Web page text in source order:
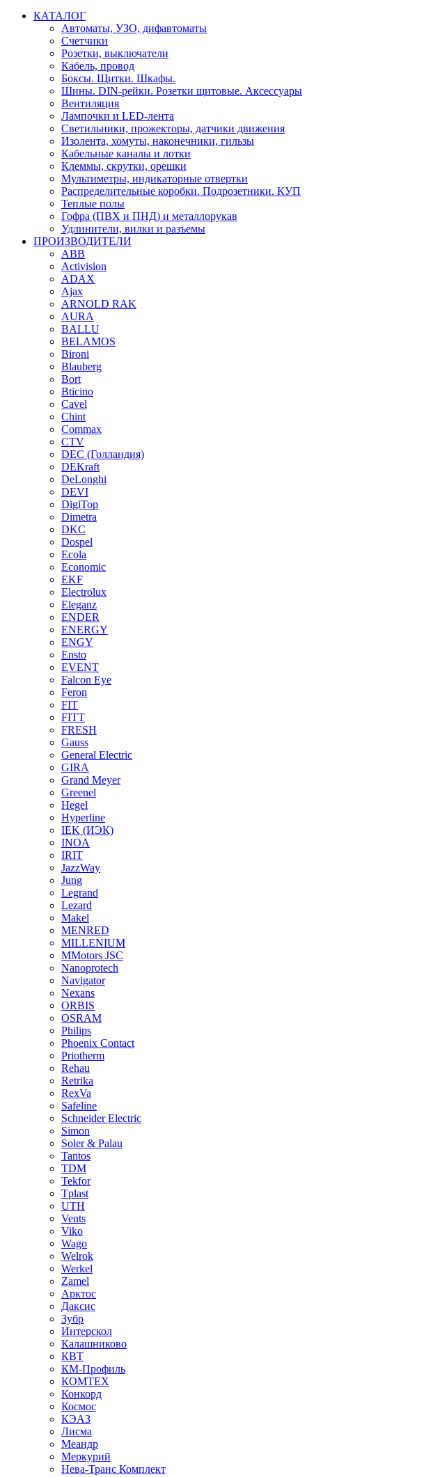
КАТАЛОГ
Автоматы, УЗО, дифавтоматы
Счетчики
Розетки, выключатели
Кабель, провод
Боксы. Щитки. Шкафы.
Шины. DIN-рейки. Розетки щитовые. Аксессуары
Вентиляция
Лампочки и LED-лента
Светильники, прожекторы, датчики движения
Изолента, хомуты, наконечники, гильзы
Кабельные каналы и лотки
Клеммы, скрутки, орешки
Мультиметры, индикаторные отвертки
Распределительные коробки. Подрозетники. КУП
Теплые полы
Гофра (ПВХ и ПНД) и металлорукав
Удлинители, вилки и разъемы
ПРОИЗВОДИТЕЛИ
ABB
Activision
ADAX
Ajax
ARNOLD RAK
AURA
BALLU
BELAMOS
Bironi
Blauberg
Bort
Bticino
Cavel
Chint
Commax
CTV
DEC (Голландия)
DEKraft
DeLonghi
DEVI
DigiTop
Dimetra
DKC
Dospel
Ecola
Economic
EKF
Electrolux
Eleganz
ENDER
ENERGY
ENGY
Ensto
EVENT
Falcon Eye
Feron
FIT
FITT
FRESH
Gauss
General Electric
GIRA
Grand Meyer
Greenel
Hegel
Hyperline
IEK (ИЭК)
INOA
IRIT
JazzWay
Jung
Legrand
Lezard
Makel
MENRED
MILLENIUM
MMotors JSC
Nanoprotech
Navigator
Nexans
ORBIS
OSRAM
Philips
Phoenix Contact
Priotherm
Rehau
Retrika
RexVa
Safeline
Schneider Electric
Simon
Soler & Palau
Tantos
TDM
Tekfor
Tplast
UTH
Vents
Viko
Wago
Welrok
Werkel
Zamel
Арктос
Даксис
Зубр
Интерскол
Калашниково
КВТ
КМ-Профиль
КОМТЕХ
Конкорд
Космос
КЭАЗ
Лисма
Меандр
Меркурий
Нева-Транс Комплект